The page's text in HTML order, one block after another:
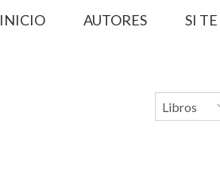
INICIO AUTORES SI